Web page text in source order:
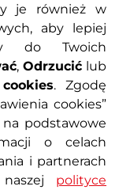
sklepu
przesyłek
lojalnościowy
i serwis
je również w
aby lepiej
do Twoich
, Odrzucić lub
cookies. Zgodę
cookies”
podstawowe
o celach
i partnerach
polityce